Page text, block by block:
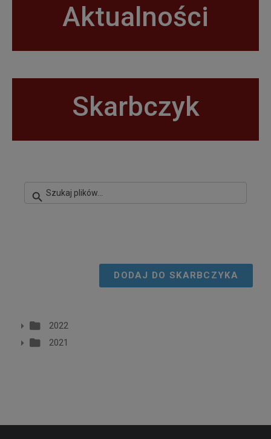
Aktualności
Skarbczyk
DODAJ DO SKARBCZYKA
2022
2021